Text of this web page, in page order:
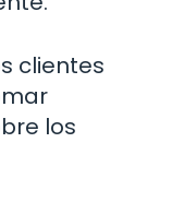
clientes
los